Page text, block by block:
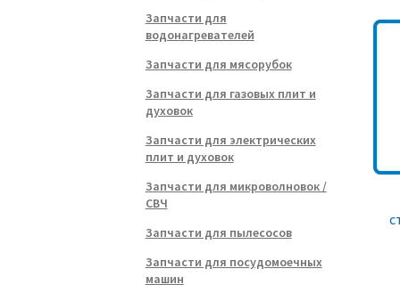
Запчасти для
водонагревателей
Запчасти для мясорубок
Запчасти для газовых плит и
духовок
Запчасти для электрических
плит и духовок
Запчасти для микроволновок /
СВЧ
Запчасти для пылесосов
Запчасти для посудомоечных
машин